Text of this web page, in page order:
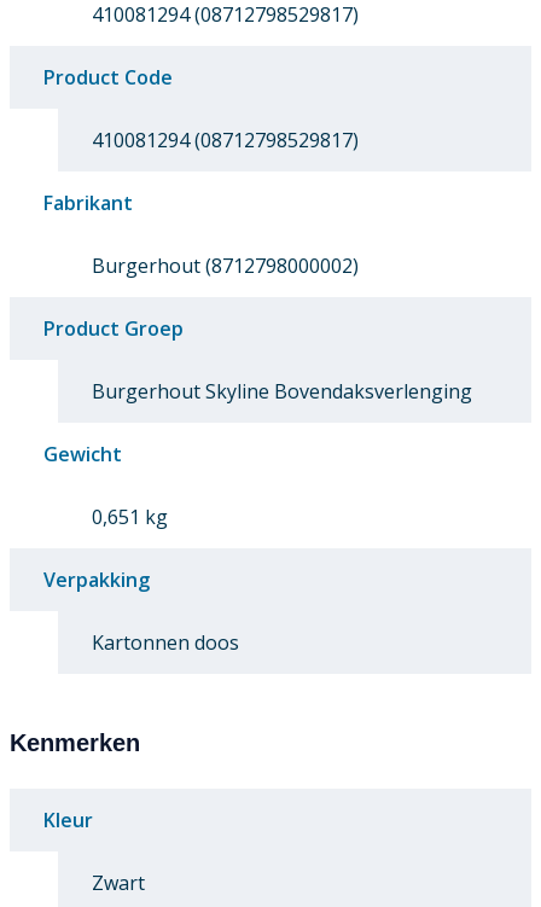
410081294 (08712798529817)
Product Code
410081294 (08712798529817)
Fabrikant
Burgerhout (8712798000002)
Product Groep
Burgerhout Skyline Bovendaksverlenging
Gewicht
0,651 kg
Verpakking
Kartonnen doos
Kenmerken
Kleur
Zwart